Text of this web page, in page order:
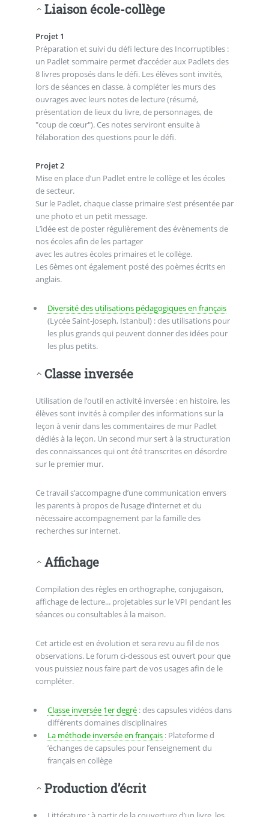
Liaison école-collège
Projet 1
Préparation et suivi du défi lecture des Incorruptibles :
un Padlet sommaire permet d’accéder aux Padlets des
8 livres proposés dans le défi. Les élèves sont invités,
lors de séances en classe, à compléter les murs des
ouvrages avec leurs notes de lecture (résumé,
présentation de lieux du livre, de personnages, de
"coup de cœur"). Ces notes serviront ensuite à
l’élaboration des questions pour le défi.
Projet 2
Mise en place d’un Padlet entre le collège et les écoles
de secteur.
Sur le Padlet, chaque classe primaire s’est présentée par
une photo et un petit message.
L’idée est de poster régulièrement des évènements de
nos écoles afin de les partager
avec les autres écoles primaires et le collège.
Les 6èmes ont également posté des poèmes écrits en
anglais.
Diversité des utilisations pédagogiques en français
(Lycée Saint-Joseph, Istanbul) : des utilisations pour
les plus grands qui peuvent donner des idées pour
les plus petits.
Classe inversée
Utilisation de l’outil en activité inversée : en histoire, les
élèves sont invités à compiler des informations sur la
leçon à venir dans les commentaires de mur Padlet
dédiés à la leçon. Un second mur sert à la structuration
des connaissances qui ont été transcrites en désordre
sur le premier mur.
Ce travail s’accompagne d’une communication envers
les parents à propos de l’usage d’internet et du
nécessaire accompagnement par la famille des
recherches sur internet.
Affichage
Compilation des règles en orthographe, conjugaison,
affichage de lecture... projetables sur le VPI pendant les
séances ou consultables à la maison.
Cet article est en évolution et sera revu au fil de nos
observations. Le forum ci-dessous est ouvert pour que
vous puissiez nous faire part de vos usages afin de le
compléter.
Classe inversée 1er degré: des capsules vidéos dans
différents domaines disciplinaires
La méthode inversée en français: Plateforme d
’échanges de capsules pour l’enseignement du
français en collège
Production d’écrit